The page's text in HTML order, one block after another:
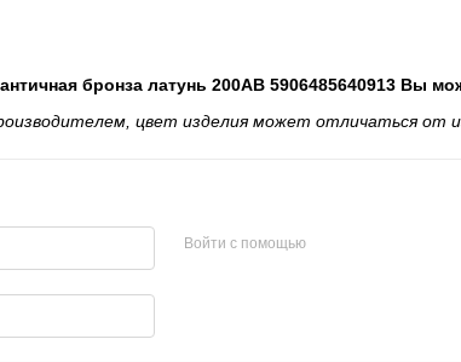
бронза латунь 200AB 5906485640913 Вы
цвет изделия может отличаться от
Войти с помощью